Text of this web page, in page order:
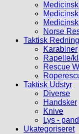
Norse
Taktisk Redning
Karabiner
Rapelle/
Rescue
Taktisk Udstyr
Diverse
Handsker
Knive
Lys -
Ukategoriseret